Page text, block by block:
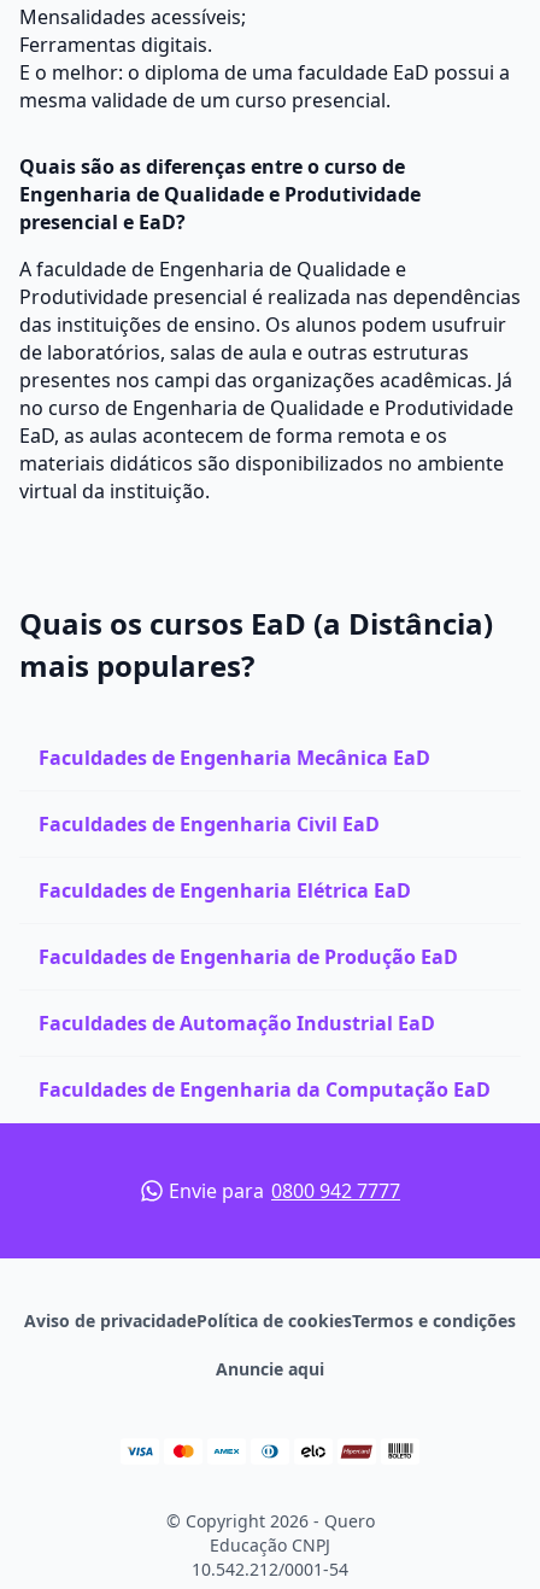
Mensalidades acessíveis;
Ferramentas digitais.
E o melhor: o diploma de uma faculdade EaD possui a
mesma validade de um curso presencial.
Quais são as diferenças entre o curso de
Engenharia de Qualidade e Produtividade
presencial e EaD?
A faculdade de Engenharia de Qualidade e
Produtividade presencial é realizada nas dependências
das instituições de ensino. Os alunos podem usufruir
de laboratórios, salas de aula e outras estruturas
presentes nos campi das organizações acadêmicas. Já
no curso de Engenharia de Qualidade e Produtividade
EaD, as aulas acontecem de forma remota e os
materiais didáticos são disponibilizados no ambiente
virtual da instituição.
Quais os cursos EaD (a Distância)
mais populares?
Faculdades de Engenharia Mecânica EaD
Faculdades de Engenharia Civil EaD
Faculdades de Engenharia Elétrica EaD
Faculdades de Engenharia de Produção EaD
Faculdades de Automação Industrial EaD
Faculdades de Engenharia da Computação EaD
Envie para 0800 942 7777
Aviso de privacidadePolítica de cookiesTermos e condições
Anuncie aqui
© Copyright 2026 - Quero
Educação CNPJ
10.542.212/0001-54